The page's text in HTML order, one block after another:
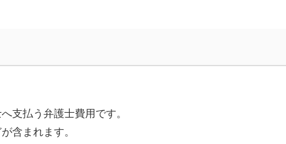
支払う弁護士費用です。
含まれます。